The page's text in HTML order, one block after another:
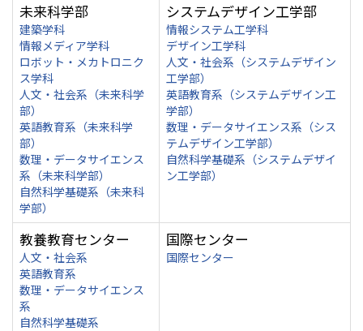
未来科学部
建築学科
情報メディア学科
ロボット・メカトロニク
ス学科
人文・社会系（未来科学
部）
英語教育系（未来科学
部）
数理・データサイエンス
系（未来科学部）
自然科学基礎系（未来科
学部）
システムデザイン工学部
情報システム工学科
デザイン工学科
人文・社会系（システムデザイン
工学部）
英語教育系（システムデザイン工
学部）
数理・データサイエンス系（シス
テムデザイン工学部）
自然科学基礎系（システムデザイ
ン工学部）
教養教育センター
人文・社会系
英語教育系
数理・データサイエンス
系
自然科学基礎系
国際センター
国際センター